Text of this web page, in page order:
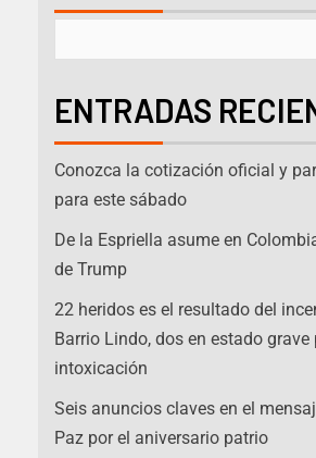
ENTRADAS
Conozca la cotización oficial y
para este sábado
De la Espriella asume en
de Trump
22 heridos es el resultado del
Barrio Lindo, dos en estado grave
intoxicación
Seis anuncios claves en el
Paz por el aniversario patrio